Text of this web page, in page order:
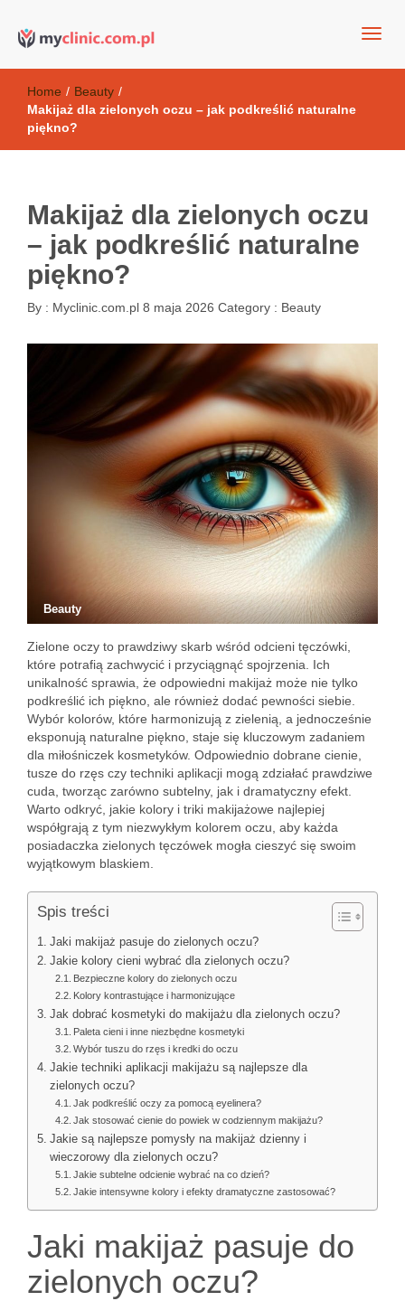
Kosmetyki antyoksydacyjne
Home / Beauty /
Makijaż dla zielonych oczu – jak podkreślić naturalne
piękno?
Makijaż dla zielonych oczu
– jak podkreślić naturalne
piękno?
By : Myclinic.com.pl 8 maja 2026 Category : Beauty
Beauty
Zielone oczy to prawdziwy skarb wśród odcieni tęczówki,
które potrafią zachwycić i przyciągnąć spojrzenia. Ich
unikalność sprawia, że odpowiedni makijaż może nie tylko
podkreślić ich piękno, ale również dodać pewności siebie.
Wybór kolorów, które harmonizują z zielenią, a jednocześnie
eksponują naturalne piękno, staje się kluczowym zadaniem
dla miłośniczek kosmetyków. Odpowiednio dobrane cienie,
tusze do rzęs czy techniki aplikacji mogą zdziałać prawdziwe
cuda, tworząc zarówno subtelny, jak i dramatyczny efekt.
Warto odkryć, jakie kolory i triki makijażowe najlepiej
współgrają z tym niezwykłym kolorem oczu, aby każda
posiadaczka zielonych tęczówek mogła cieszyć się swoim
wyjątkowym blaskiem.
Spis treści
Jaki makijaż pasuje do zielonych oczu?
Jakie kolory cieni wybrać dla zielonych oczu?
Bezpieczne kolory do zielonych oczu
Kolory kontrastujące i harmonizujące
Jak dobrać kosmetyki do makijażu dla zielonych oczu?
Paleta cieni i inne niezbędne kosmetyki
Wybór tuszu do rzęs i kredki do oczu
Jakie techniki aplikacji makijażu są najlepsze dla
zielonych oczu?
Jak podkreślić oczy za pomocą eyelinera?
Jak stosować cienie do powiek w codziennym makijażu?
Jakie są najlepsze pomysły na makijaż dzienny i
wieczorowy dla zielonych oczu?
Jakie subtelne odcienie wybrać na co dzień?
Jakie intensywne kolory i efekty dramatyczne zastosować?
Jaki makijaż pasuje do
zielonych oczu?